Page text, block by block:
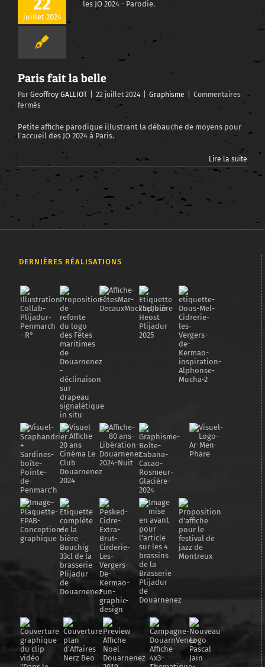
juillet 2024
Paris fait la belle
Par Geoffroy GALLIOT 22 juillet 2024 Graphisme
Commentaires
fermés
fait
la
Petite affiche parodique illustrant la débauche de moyens pour
l'accueil des JO 2024 à Paris.
Lire la suite
DERNIÈRES RÉALISATIONS